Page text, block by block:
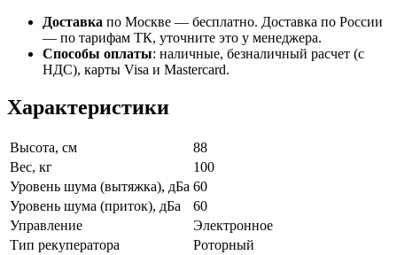
Доставка по Москве — бесплатно. Доставка по России
— по тарифам ТК, уточните это у менеджера.
Способы оплаты: наличные, безналичный расчет (с
НДС), карты Visa и Mastercard.
Характеристики
Высота, см
88
Вес, кг
100
Уровень шума (вытяжка), дБа 60
Уровень шума (приток), дБа
60
Управление
Электронное
Тип рекуператора
Роторный